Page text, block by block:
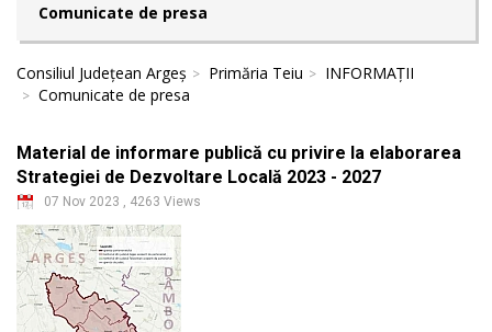
Comunicate de presa
Consiliul Județean Argeș Primăria Teiu
INFORMAȚII
Comunicate de presa
Material de informare publică cu privire la elaborarea
Strategiei de Dezvoltare Locală 2023 - 2027
07 Nov 2023 , 4263 Views